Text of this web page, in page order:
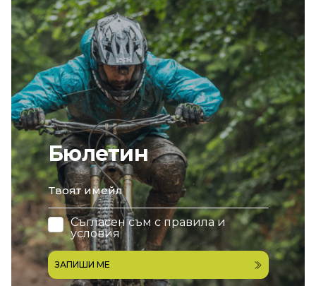
Бюлетин
email
Съгласен съм с правила и
условия
ЗАПИШИ МЕ